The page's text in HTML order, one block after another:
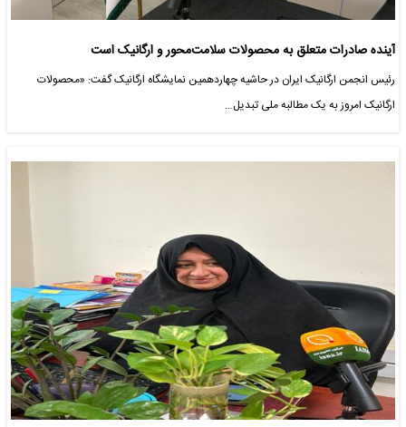
آینده صادرات متعلق به محصولات سلامت‌محور و ارگانیک است
رئیس انجمن ارگانیک ایران در حاشیه چهاردهمین نمایشگاه ارگانیک گفت: «محصولات
ارگانیک امروز به یک مطالبه ملی تبدیل…